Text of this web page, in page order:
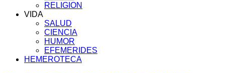
RELIGION
VIDA
SALUD
CIENCIA
HUMOR
EFEMERIDES
HEMEROTECA